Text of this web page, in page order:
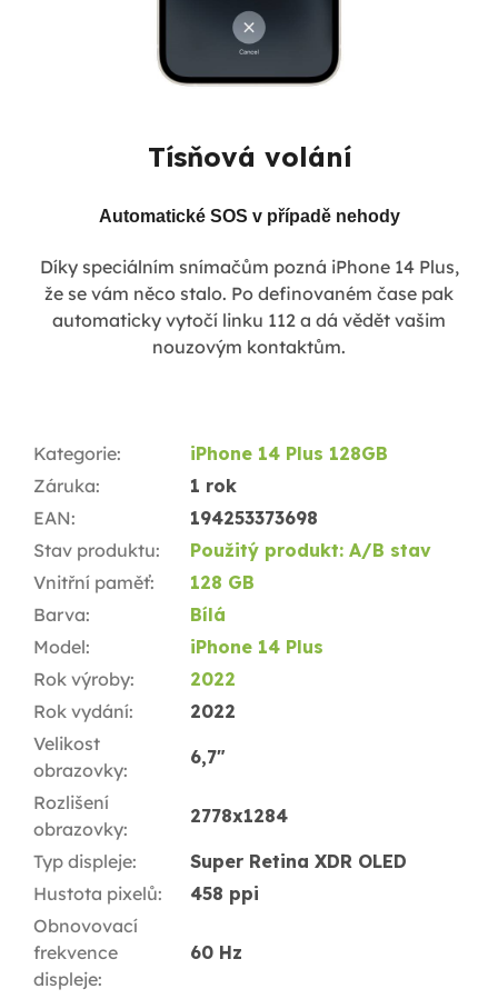
Tísňová volání
Automatické SOS v případě nehody
Díky speciálním snímačům pozná iPhone 14 Plus,
že se vám něco stalo. Po definovaném čase pak
automaticky vytočí linku 112 a dá vědět vašim
nouzovým kontaktům.
Kategorie:
iPhone 14 Plus 128GB
Záruka:
1 rok
EAN:
194253373698
Stav produktu:
Použitý produkt: A/B stav
Vnitřní paměť:
128 GB
Barva:
Bílá
Model:
iPhone 14 Plus
Rok výroby:
2022
Rok vydání:
2022
Velikost
obrazovky:
6,7"
Rozlišení
obrazovky:
2778x1284
Typ displeje:
Super Retina XDR OLED
Hustota pixelů:
458 ppi
Obnovovací
frekvence
displeje:
60 Hz